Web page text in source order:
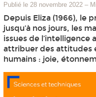
Publié le 28 novembre 2022 –
Depuis Eliza (1966), le
jusqu’à nos jours, les
issues de
attribuer des attitudes
humains : joie,